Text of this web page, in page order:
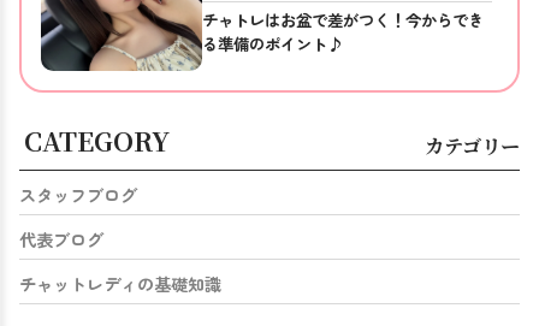
チャトレはお盆で差がつく！今からでき
る準備のポイント♪
CATEGORY カテゴリー
スタッフブログ
代表ブログ
チャットレディの基礎知識